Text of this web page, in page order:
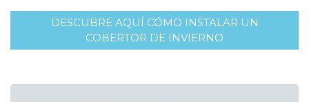
DESCUBRE AQUÍ CÓMO INSTALAR UN
COBERTOR DE INVIERNO